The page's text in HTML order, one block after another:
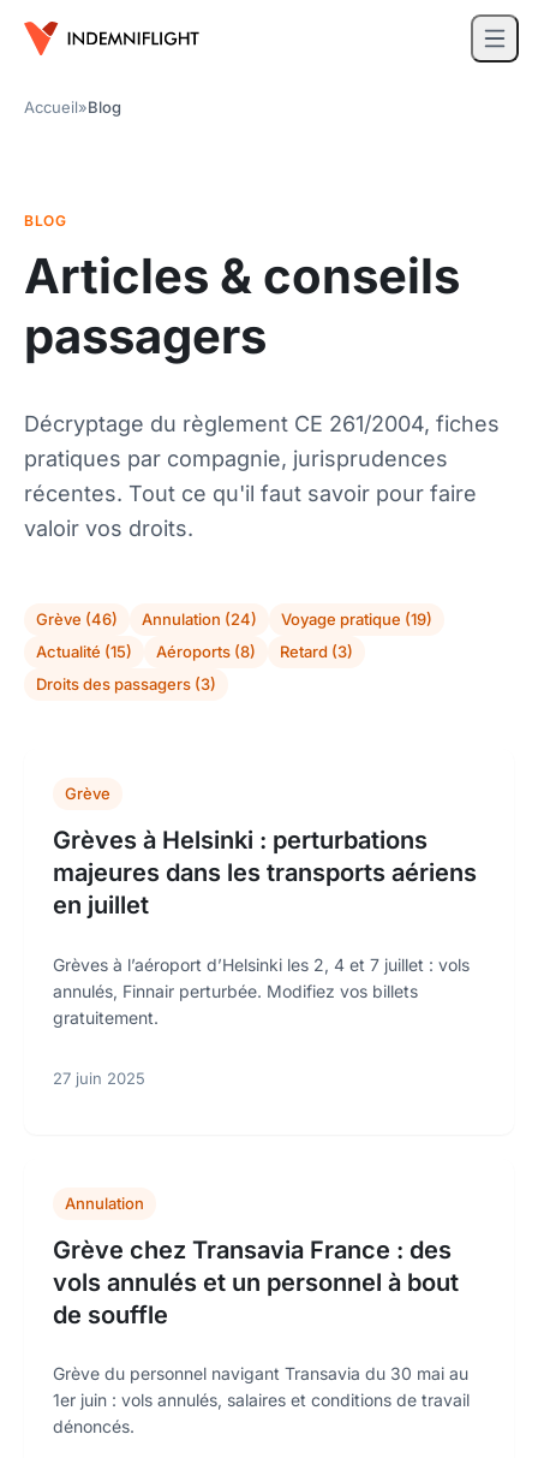
Accueil»Blog
BLOG
Articles & conseils
passagers
Décryptage du règlement CE 261/2004, fiches
pratiques par compagnie, jurisprudences
récentes. Tout ce qu'il faut savoir pour faire
valoir vos droits.
Grève (46) Annulation (24)
Voyage pratique (19)
Actualité (15)
Aéroports (8)
Retard (3)
Droits des passagers (3)
Grève
Grèves à Helsinki : perturbations
majeures dans les transports aériens
en juillet
Grèves à l’aéroport d’Helsinki les 2, 4 et 7 juillet : vols
annulés, Finnair perturbée. Modifiez vos billets
gratuitement.
27 juin 2025
Annulation
Grève chez Transavia France : des
vols annulés et un personnel à bout
de souffle
Grève du personnel navigant Transavia du 30 mai au
1er juin : vols annulés, salaires et conditions de travail
dénoncés.